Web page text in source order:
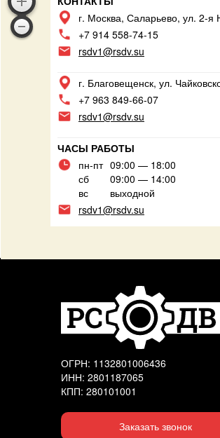
г. Москва, Саларьево, ул. 2-я
+7 914 558-74-15
rsdv1@rsdv.su
г. Благовещенск, ул.
+7 963 849-66-07
rsdv1@rsdv.su
ЧАСЫ РАБОТЫ
пн-пт 09:00 — 18:00
сб
09:00 — 14:00
вс
выходной
rsdv1@rsdv.su
ОГРН: 1132801006436
ИНН: 2801187065
КПП: 280101001
Заказать звонок